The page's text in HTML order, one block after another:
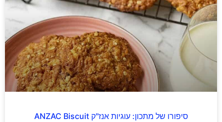
סיפורו של מתכון: עוגיות אנז"ק ANZAC Biscuit